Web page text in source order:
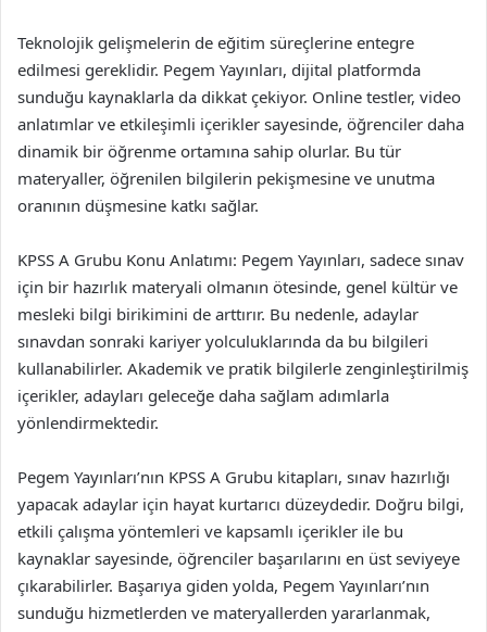
Teknolojik gelişmelerin de eğitim süreçlerine entegre
edilmesi gereklidir. Pegem Yayınları, dijital platformda
sunduğu kaynaklarla da dikkat çekiyor. Online testler, video
anlatımlar ve etkileşimli içerikler sayesinde, öğrenciler daha
dinamik bir öğrenme ortamına sahip olurlar. Bu tür
materyaller, öğrenilen bilgilerin pekişmesine ve unutma
oranının düşmesine katkı sağlar.
KPSS A Grubu Konu Anlatımı: Pegem Yayınları, sadece sınav
için bir hazırlık materyali olmanın ötesinde, genel kültür ve
mesleki bilgi birikimini de arttırır. Bu nedenle, adaylar
sınavdan sonraki kariyer yolculuklarında da bu bilgileri
kullanabilirler. Akademik ve pratik bilgilerle zenginleştirilmiş
içerikler, adayları geleceğe daha sağlam adımlarla
yönlendirmektedir.
Pegem Yayınları’nın KPSS A Grubu kitapları, sınav hazırlığı
yapacak adaylar için hayat kurtarıcı düzeydedir. Doğru bilgi,
etkili çalışma yöntemleri ve kapsamlı içerikler ile bu
kaynaklar sayesinde, öğrenciler başarılarını en üst seviyeye
çıkarabilirler. Başarıya giden yolda, Pegem Yayınları’nın
sunduğu hizmetlerden ve materyallerden yararlanmak,